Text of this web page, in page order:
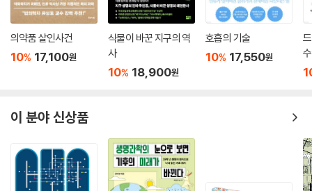
의약품 살인사건
10% 17,100원
식물이 바꾼 지구의 역
사
10% 18,900원
호흡의 기술
10% 17,550원
이 분야 신상품